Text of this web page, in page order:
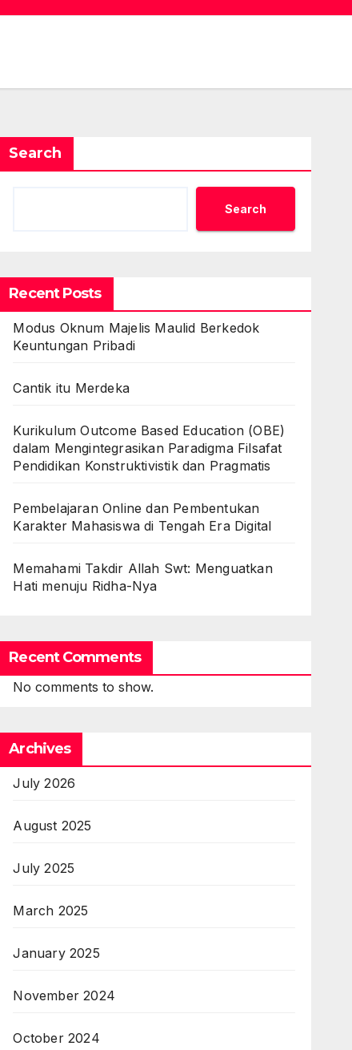
Search
Search
Recent Posts
Modus Oknum Majelis Maulid Berkedok
Keuntungan Pribadi
Cantik itu Merdeka
Kurikulum Outcome Based Education (OBE)
dalam Mengintegrasikan Paradigma Filsafat
Pendidikan Konstruktivistik dan Pragmatis
Pembelajaran Online dan Pembentukan
Karakter Mahasiswa di Tengah Era Digital
Memahami Takdir Allah Swt: Menguatkan
Hati menuju Ridha-Nya
Recent Comments
No comments to show.
Archives
July 2026
August 2025
July 2025
March 2025
January 2025
November 2024
October 2024